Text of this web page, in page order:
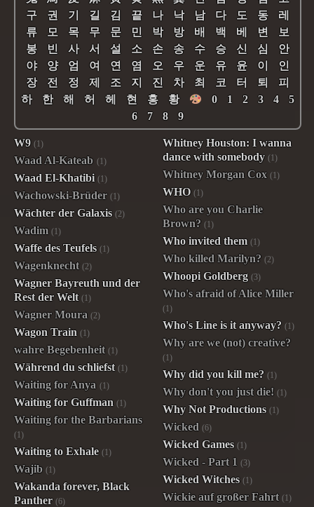
구
권 기 길 김 끝 나 낙 남 다 도 동
레
류
모 목 무 문 민 박 방 배 백 베 변
보
봉
빈 사 서 설 소 손 송 수 승 신 심
안
야
양 엄 여 연 염 오 우 운 유 윤 이
인
장
전 정 제 조 지 진 차 최 코 터 퇴
피
하
한 해 허 헤 현 홍 황 0 1 2 3 4
5
6
7 8 9
W9 (1)
Waad Al-Kateab (1)
Waad El-Khatibi (1)
Wachowski-Brüder (1)
Wächter der Galaxis (2)
Wadim (1)
Waffe des Teufels (1)
Wagenknecht (2)
Wagner Bayreuth und der
Rest der Welt (1)
Wagner Moura (2)
Wagon Train (1)
wahre Begebenheit (1)
Während du schliefst (1)
Waiting for Anya (1)
Waiting for Guffman (1)
Waiting for the Barbarians
(1)
Waiting to Exhale (1)
Wajib (1)
Wakanda forever, Black
Panther (6)
Whitney Houston: I wanna
dance with somebody (1)
Whitney Morgan Cox (1)
WHO (1)
Who are you Charlie
Brown? (1)
Who invited them (1)
Who killed Marilyn? (2)
Whoopi Goldberg (3)
Who's afraid of Alice Miller
(1)
Who's Line is it anyway? (1)
Why are we (not) creative?
(1)
Why did you kill me? (1)
Why don't you just die! (1)
Why Not Productions (1)
Wicked (6)
Wicked Games (1)
Wicked - Part 1 (3)
Wicked Witches (1)
Wickie auf großer Fahrt (1)